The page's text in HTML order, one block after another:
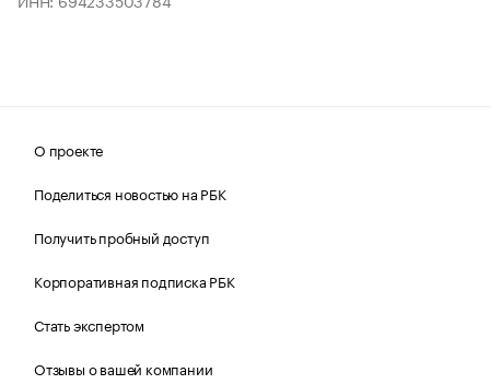
О проекте
Поделиться новостью на РБК
Получить пробный доступ
Корпоративная подписка РБК
Стать экспертом
Отзывы о вашей компании